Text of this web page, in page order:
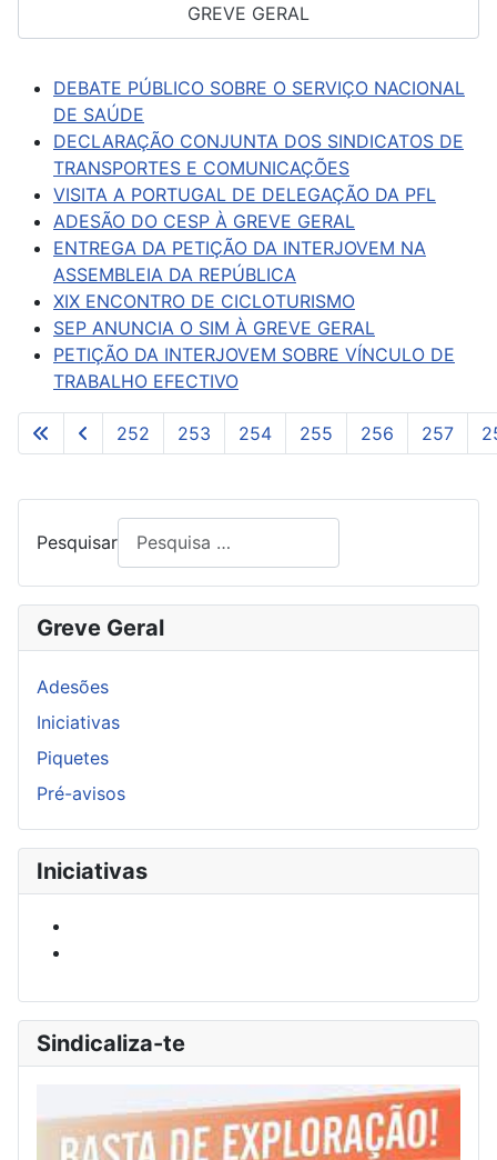
GREVE GERAL
DEBATE PÚBLICO SOBRE O SERVIÇO NACIONAL
DE SAÚDE
DECLARAÇÃO CONJUNTA DOS SINDICATOS DE
TRANSPORTES E COMUNICAÇÕES
VISITA A PORTUGAL DE DELEGAÇÃO DA PFL
ADESÃO DO CESP À GREVE GERAL
ENTREGA DA PETIÇÃO DA INTERJOVEM NA
ASSEMBLEIA DA REPÚBLICA
XIX ENCONTRO DE CICLOTURISMO
SEP ANUNCIA O SIM À GREVE GERAL
PETIÇÃO DA INTERJOVEM SOBRE VÍNCULO DE
TRABALHO EFECTIVO
Pág. 259 de 261
252 253 254 255 256 257
Pesquisar
Greve Geral
Adesões
Iniciativas
Piquetes
Pré-avisos
Iniciativas
Sindicaliza-te